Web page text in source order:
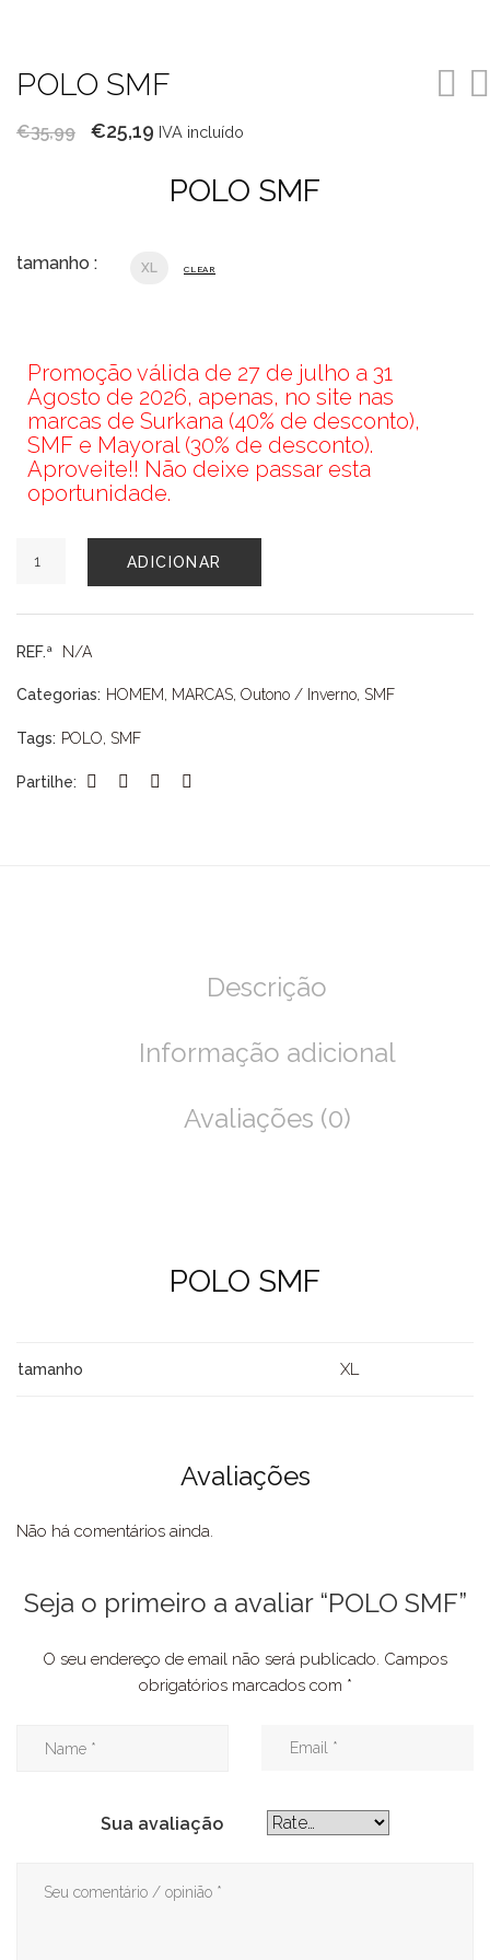
POLO SMF
€35,99
O
€25,19 O
atual
IVA incluído
POLO SMF
tamanho : XL CLEAR
Promoção válida de 27 de julho a 31
Agosto de 2026, apenas, no site nas
marcas de Surkana (40% de desconto),
SMF e Mayoral (30% de desconto).
Aproveite!! Não deixe passar esta
oportunidade.
de
SMF
ADICIONAR
REF.ª N/A
Categorias: HOMEM, MARCAS, Outono / Inverno, SMF
Tags: POLO, SMF
Partilhe:
Descrição
Informação adicional
Avaliações (0)
POLO SMF
tamanho XL
Avaliações
Não há comentários ainda.
Seja o primeiro a avaliar “POLO SMF”
O seu endereço de email não será publicado. Campos
obrigatórios marcados com *
Sua avaliação